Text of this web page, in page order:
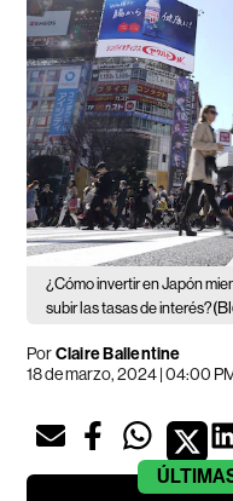
¿Cómo invertir en Japón
subir las tasas de interés?
PorClaire Ballentine
18 de marzo, 2024 | 04:00